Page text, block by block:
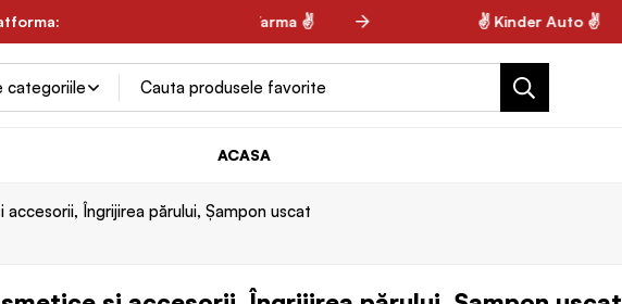
✌ Spring Farma ✌ ✌ Kinder Auto ✌
ACASA
accesorii, Îngrijirea părului, Șampon uscat